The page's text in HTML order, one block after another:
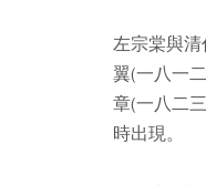
左宗棠與
翼(一八一
章(一八二
時出現。